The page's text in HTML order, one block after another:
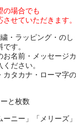
の場合でも
せていただきます。
・ラッピング・のし
す。
お名前・メッセージ
ください。
タカナ・ローマ字
と枚数
ーニー」「メリーズ